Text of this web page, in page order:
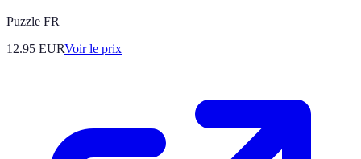
Puzzle FR
12.95 EURVoir le prix